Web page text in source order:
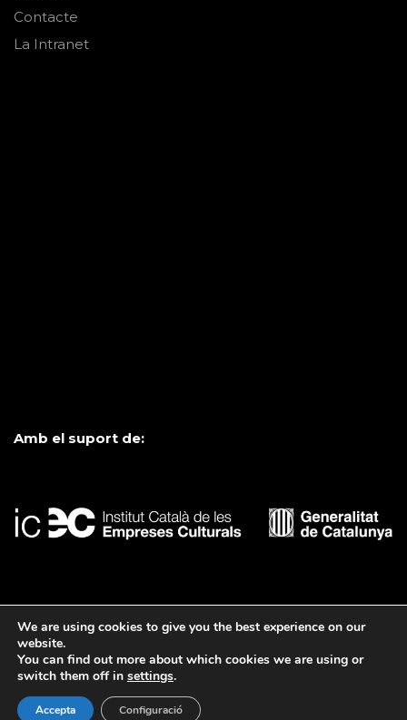
Contacte
La Intranet
Amb el suport de:
Formem part de:
We are using cookies to give you the best experience on our
website.
You can find out more about which cookies we are using or
switch them off in settings.
Accepta Configuració